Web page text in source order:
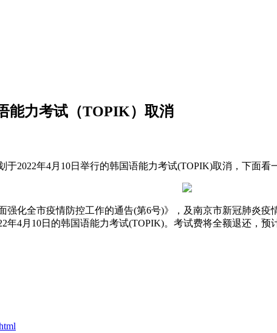
能力考试（TOPIK）取消
年4月10日举行的韩国语能力考试(TOPIK)取消，下面看
全市疫情防控工作的通告(第6号)》，及南京市新冠肺炎疫
4月10日的韩国语能力考试(TOPIK)。考试费将全额退还，预